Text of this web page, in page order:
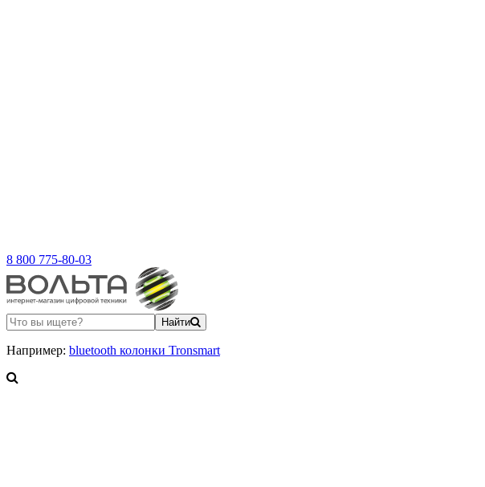
8 800 775-80-03
Найти
Например: bluetooth колонки Tronsmart